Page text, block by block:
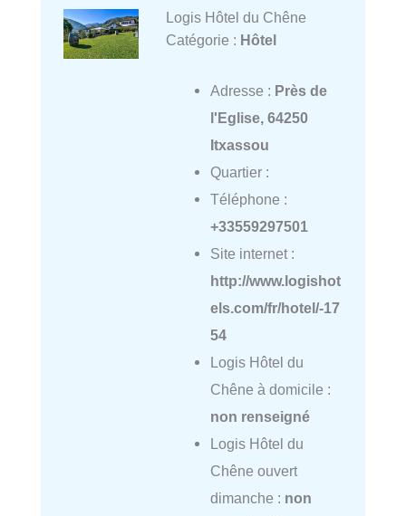
Logis Hôtel du Chêne
Catégorie : Hôtel
Adresse : Près de
l'Eglise, 64250
Itxassou
Quartier :
Téléphone :
+33559297501
Site internet :
http://www.logishot
els.com/fr/hotel/-17
54
Logis Hôtel du
Chêne à domicile :
non renseigné
Logis Hôtel du
Chêne ouvert
dimanche : non